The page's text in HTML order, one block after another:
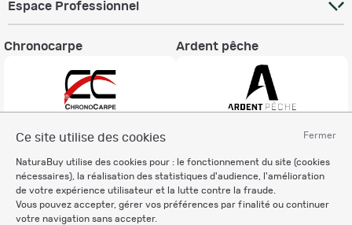
Fermer
Ce site utilise des cookies
NaturaBuy utilise des cookies pour : le fonctionnement du site (cookies
nécessaires), la réalisation des statistiques d'audience, l'amélioration
de votre expérience utilisateur et la lutte contre la fraude.
Vous pouvez accepter, gérer vos préférences par finalité ou continuer
votre navigation sans accepter.
Espace Professionnel
Chronocarpe Ardent pêche
Charte éthique
Mentions légales
Règlement & Conditions d'utilisation
Politique de protection